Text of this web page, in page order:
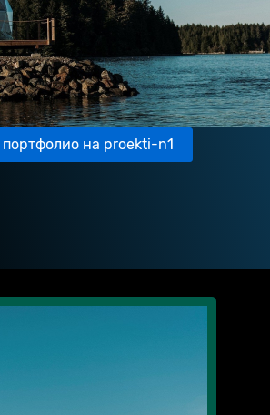
портфолио на proekti-n1